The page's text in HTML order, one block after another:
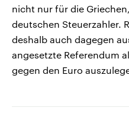
nicht nur für die
deutschen Steuerzahler.
deshalb auch dagegen
angesetzte Referendum
gegen den Euro